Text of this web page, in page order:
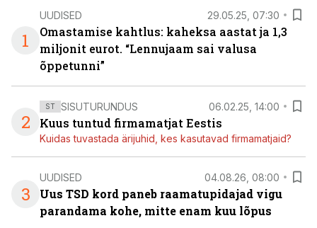
1
UUDISED 29.05.25, 07:30
Omastamise kahtlus: kaheksa aastat ja 1,3
miljonit eurot. “Lennujaam sai valusa
õppetunni”
2
ST SISUTURUNDUS 06.02.25, 14:00
Kuus tuntud firmamatjat Eestis
Kuidas tuvastada ärijuhid, kes kasutavad firmamatjaid?
3
UUDISED 04.08.26, 08:00
Uus TSD kord paneb raamatupidajad vigu
parandama kohe, mitte enam kuu lõpus